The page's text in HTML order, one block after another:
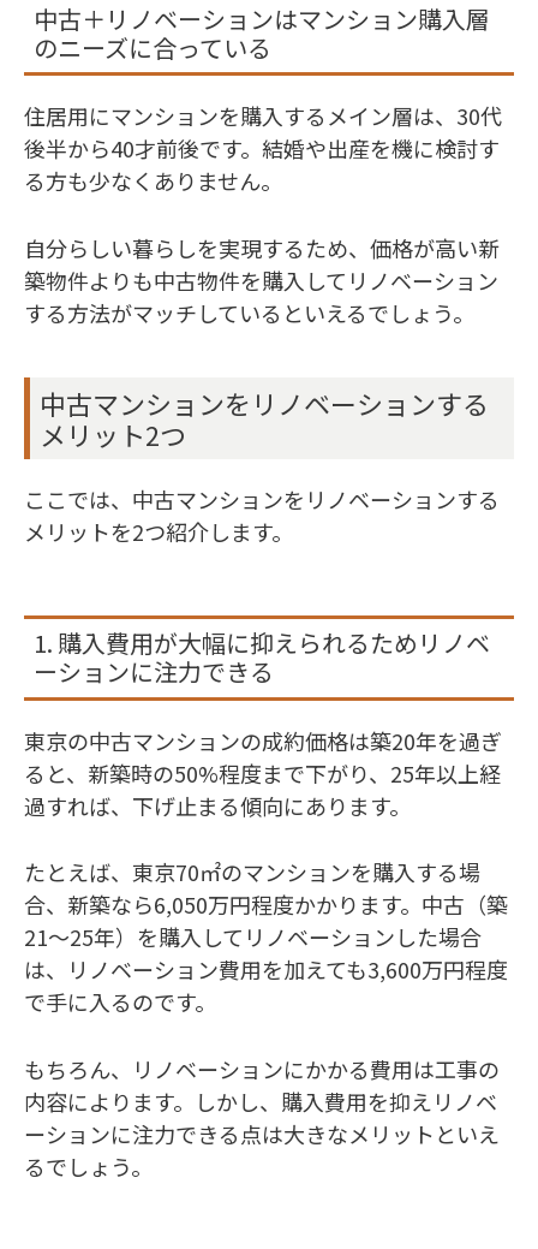
中古＋リノベーションはマンション購入層
のニーズに合っている
住居用にマンションを購入するメイン層は、30代
後半から40才前後です。結婚や出産を機に検討す
る方も少なくありません。
自分らしい暮らしを実現するため、価格が高い新
築物件よりも中古物件を購入してリノベーション
する方法がマッチしているといえるでしょう。
中古マンションをリノベーションする
メリット2つ
ここでは、中古マンションをリノベーションする
メリットを2つ紹介します。
1. 購入費用が大幅に抑えられるためリノベ
ーションに注力できる
東京の中古マンションの成約価格は築20年を過ぎ
ると、新築時の50%程度まで下がり、25年以上経
過すれば、下げ止まる傾向にあります。
たとえば、東京70㎡のマンションを購入する場
合、新築なら6,050万円程度かかります。中古（築
21～25年）を購入してリノベーションした場合
は、リノベーション費用を加えても3,600万円程度
で手に入るのです。
もちろん、リノベーションにかかる費用は工事の
内容によります。しかし、購入費用を抑えリノベ
ーションに注力できる点は大きなメリットといえ
るでしょう。